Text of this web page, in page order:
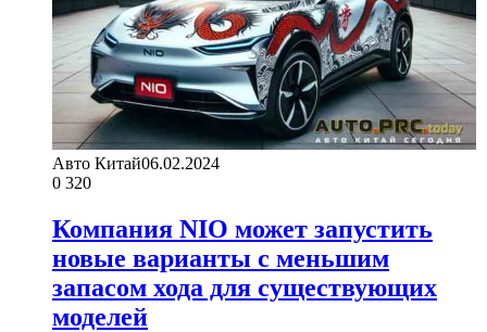
Авто Китай06.02.2024
0 320
Компания NIO может запустить
новые варианты с меньшим
запасом хода для существующих
моделей